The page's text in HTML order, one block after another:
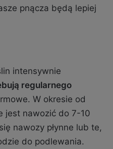
pnącza będą lepiej
intensywnie
regularnego
W okresie od
jest nawozić do 7-10
nawozy płynne lub te,
do podlewania.